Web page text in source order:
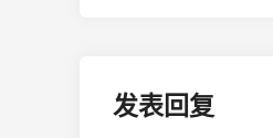
发表回复